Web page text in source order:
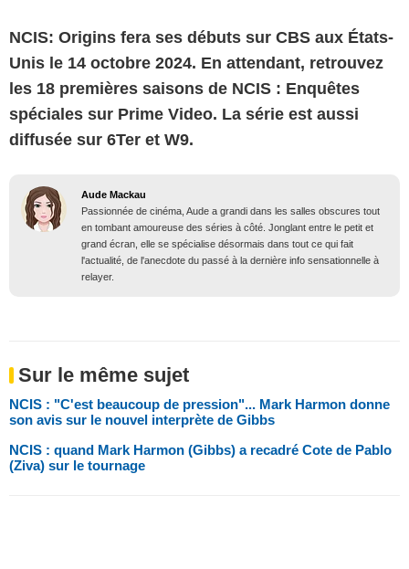
NCIS: Origins fera ses débuts sur CBS aux États-
Unis le 14 octobre 2024. En attendant, retrouvez
les 18 premières saisons de NCIS : Enquêtes
spéciales sur Prime Video. La série est aussi
diffusée sur 6Ter et W9.
Aude Mackau
Passionnée de cinéma, Aude a grandi dans les salles obscures tout
en tombant amoureuse des séries à côté. Jonglant entre le petit et
grand écran, elle se spécialise désormais dans tout ce qui fait
l'actualité, de l'anecdote du passé à la dernière info sensationnelle à
relayer.
Sur le même sujet
NCIS : "C'est beaucoup de pression"... Mark Harmon donne
son avis sur le nouvel interprète de Gibbs
NCIS : quand Mark Harmon (Gibbs) a recadré Cote de Pablo
(Ziva) sur le tournage